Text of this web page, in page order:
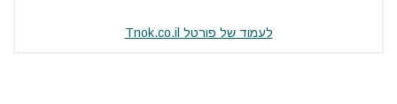
לעמוד של פורטל Tnok.co.il